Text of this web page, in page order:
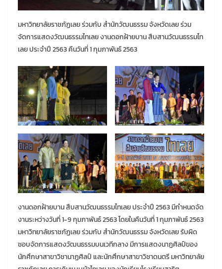
มหาวิทยาลัยราชภัฏเลย ร่วมกับ สำนักวัฒนธรรม จังหวัดเลย ร่วม
จัดการแสดงวัฒนธรรมไทเลย งานดอกฝ้ายบาน สืบสานวัฒนธรรมไท
เลย ประจำปี 2563 คืนวันที่ 1 กุมภาพันธ์ 2563
งานดอกฝ้ายบาน สืบสานวัฒนธรรมไทเลย ประจำปี 2563 มีกำหนดจัด
งานระหว่างวันที่ 1-9 กุมภาพันธ์ 2563 โดยในคืนวันที่ 1 กุมภาพันธ์ 2563
มหาวิทยาลัยราชภัฏเลย ร่วมกับ สำนักวัฒนธรรม จังหวัดเลย รับผิด
ชอบจัดการแสดงวัฒนธรรมบนเวทีกลาง มีการแสดงนาฏศิลป์ของ
นักศึกษาสาขาวิชานาฏศิลป์ และนักศึกษาสาขาวิชาดนตรี มหาวิทยาลัย